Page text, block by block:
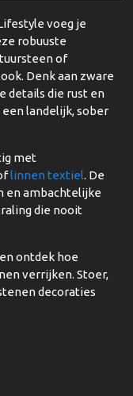
voeg je
robuuste
of
Denk aan zware
details die rust en
landelijk, sober
met
linnen textiel. De
en ambachtelijke
die nooit
ontdek hoe
verrijken. Stoer,
decoraties